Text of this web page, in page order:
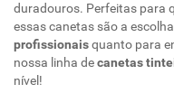
duradouros. Perfeitas para
essas canetas são a
profissionaisquanto para
nossa linha decanetas
nível!